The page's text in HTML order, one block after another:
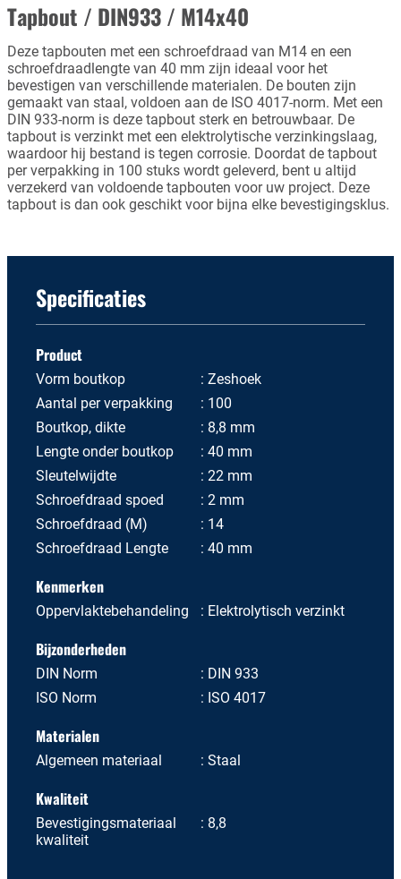
Tapbout / DIN933 / M14x40
Deze tapbouten met een schroefdraad van M14 en een
schroefdraadlengte van 40 mm zijn ideaal voor het
bevestigen van verschillende materialen. De bouten zijn
gemaakt van staal, voldoen aan de ISO 4017-norm. Met een
DIN 933-norm is deze tapbout sterk en betrouwbaar. De
tapbout is verzinkt met een elektrolytische verzinkingslaag,
waardoor hij bestand is tegen corrosie. Doordat de tapbout
per verpakking in 100 stuks wordt geleverd, bent u altijd
verzekerd van voldoende tapbouten voor uw project. Deze
tapbout is dan ook geschikt voor bijna elke bevestigingsklus.
Specificaties
Product
Vorm boutkop
Zeshoek
Aantal per verpakking
100
Boutkop, dikte
8,8 mm
Lengte onder boutkop
40 mm
Sleutelwijdte
22 mm
Schroefdraad spoed
2 mm
Schroefdraad (M)
14
Schroefdraad Lengte
40 mm
Kenmerken
Oppervlaktebehandeling Elektrolytisch verzinkt
Bijzonderheden
DIN Norm
DIN 933
ISO Norm
ISO 4017
Materialen
Algemeen materiaal Staal
Kwaliteit
Bevestigingsmateriaal
kwaliteit
8,8